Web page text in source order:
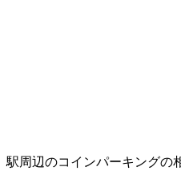
駅周辺のコインパーキングの